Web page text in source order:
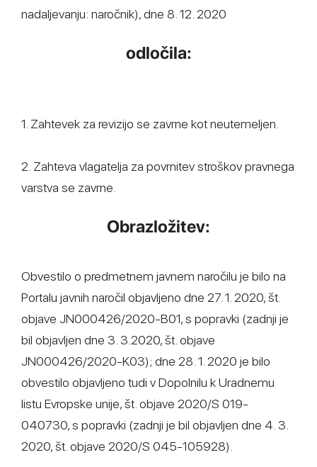
nadaljevanju: naročnik), dne 8. 12. 2020
odločila:
1. Zahtevek za revizijo se zavrne kot neutemeljen.
2. Zahteva vlagatelja za povrnitev stroškov pravnega
varstva se zavrne.
Obrazložitev:
Obvestilo o predmetnem javnem naročilu je bilo na
Portalu javnih naročil objavljeno dne 27. 1. 2020, št.
objave JN000426/2020-B01, s popravki (zadnji je
bil objavljen dne 3. 3.2020, št. objave
JN000426/2020-K03); dne 28. 1. 2020 je bilo
obvestilo objavljeno tudi v Dopolnilu k Uradnemu
listu Evropske unije, št. objave 2020/S 019-
040730, s popravki (zadnji je bil objavljen dne 4. 3.
2020, št. objave 2020/S 045-105928).